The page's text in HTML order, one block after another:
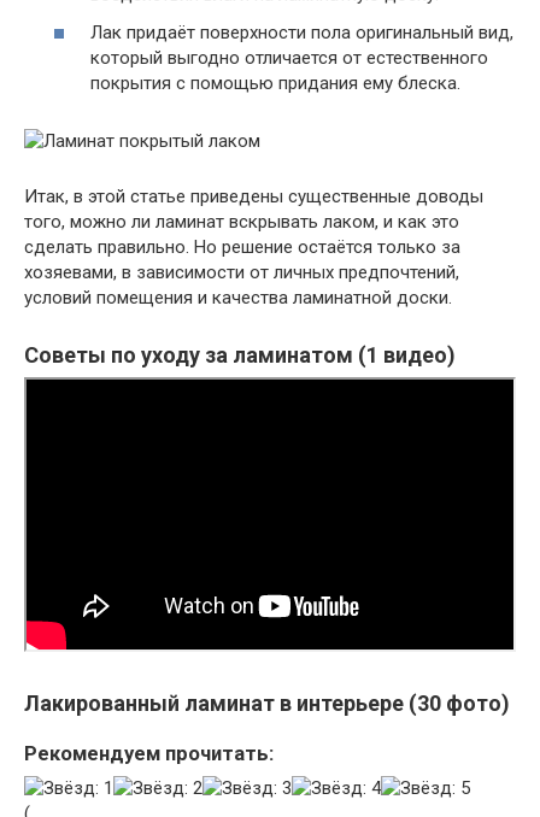
Лак придаёт поверхности пола оригинальный вид,
который выгодно отличается от естественного
покрытия с помощью придания ему блеска.
Итак, в этой статье приведены существенные доводы
того, можно ли ламинат вскрывать лаком, и как это
сделать правильно. Но решение остаётся только за
хозяевами, в зависимости от личных предпочтений,
условий помещения и качества ламинатной доски.
Советы по уходу за ламинатом (1 видео)
Лакированный ламинат в интерьере (30 фото)
Рекомендуем прочитать: